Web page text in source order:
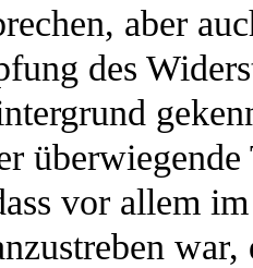
aber
des
vor allem